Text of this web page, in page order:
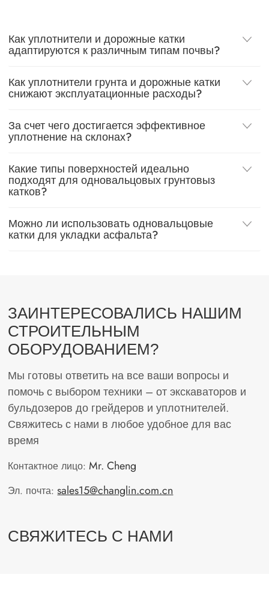
Как уплотнители и дорожные катки
адаптируются к различным типам почвы?
Как уплотнители грунта и дорожные катки
снижают эксплуатационные расходы?
За счет чего достигается эффективное
уплотнение на склонах?
Какие типы поверхностей идеально
подходят для одновальцовых грунтовыз
катков?
Можно ли использовать одновальцовые
катки для укладки асфальта?
ЗАИНТЕРЕСОВАЛИСЬ НАШИМ
СТРОИТЕЛЬНЫМ
ОБОРУДОВАНИЕМ?
Мы готовы ответить на все ваши вопросы и
помочь с выбором техники – от экскаваторов и
бульдозеров до грейдеров и уплотнителей.
Свяжитесь с нами в любое удобное для вас
время
Контактное лицо:Mr. Cheng
Эл. почта:sales15@changlin.com.cn
СВЯЖИТЕСЬ С НАМИ